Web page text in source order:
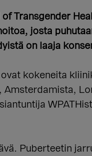
of Transgender
josta
on laaja
kokeneita
Puberteetin